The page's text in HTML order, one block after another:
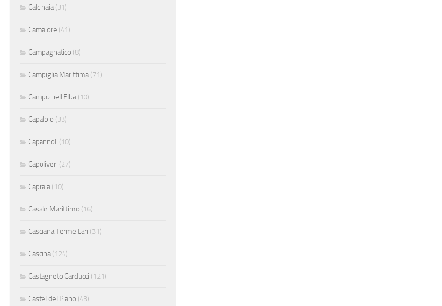
Calcinaia(31)
Camaiore (41)
Campagnatico (8)
Campiglia Marittima(71)
Campo nell'Elba(10)
Capalbio (33)
Capannoli (10)
Capoliveri (27)
Capraia(10)
Casale Marittimo (16)
Casciana Terme Lari (31)
Cascina(124)
Castagneto Carducci (121)
Castel del Piano (43)